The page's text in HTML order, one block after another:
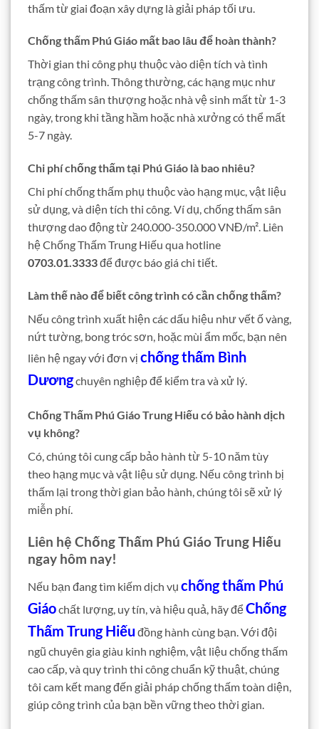
thấm từ giai đoạn xây dựng là giải pháp tối ưu.
Chống thấm Phú Giáo mất bao lâu để hoàn thành?
Thời gian thi công phụ thuộc vào diện tích và tình
trạng công trình. Thông thường, các hạng mục như
chống thấm sân thượng hoặc nhà vệ sinh mất từ 1-3
ngày, trong khi tầng hầm hoặc nhà xưởng có thể mất
5-7 ngày.
Chi phí chống thấm tại Phú Giáo là bao nhiêu?
Chi phí chống thấm phụ thuộc vào hạng mục, vật liệu
sử dụng, và diện tích thi công. Ví dụ, chống thấm sân
thượng dao động từ 240.000-350.000 VNĐ/m². Liên
hệ Chống Thấm Trung Hiếu qua hotline
0703.01.3333để được báo giá chi tiết.
Làm thế nào để biết công trình có cần chống thấm?
Nếu công trình xuất hiện các dấu hiệu như vết ố vàng,
nứt tường, bong tróc sơn, hoặc mùi ẩm mốc, bạn nên
liên hệ ngay với đơn vị chống thấm Bình
Dươngchuyên nghiệp để kiểm tra và xử lý.
Chống Thấm Phú Giáo Trung Hiếu có bảo hành dịch
vụ không?
Có, chúng tôi cung cấp bảo hành từ 5-10 năm tùy
theo hạng mục và vật liệu sử dụng. Nếu công trình bị
thấm lại trong thời gian bảo hành, chúng tôi sẽ xử lý
miễn phí.
Liên hệ Chống Thấm Phú Giáo Trung Hiếu
ngay hôm nay!
Nếu bạn đang tìm kiếm dịch vụ chống thấm Phú
Giáochất lượng, uy tín, và hiệu quả, hãy đểChống
Thấm Trung Hiếu đồng hành cùng bạn. Với đội
ngũ chuyên gia giàu kinh nghiệm, vật liệu chống thấm
cao cấp, và quy trình thi công chuẩn kỹ thuật, chúng
tôi cam kết mang đến giải pháp chống thấm toàn diện,
giúp công trình của bạn bền vững theo thời gian.